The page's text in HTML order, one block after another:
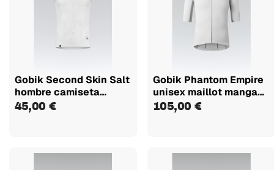
Gobik Second Skin Salt
hombre camiseta
interior
45,00 €
Gobik Phantom Empire
unisex maillot manga
corta
105,00 €